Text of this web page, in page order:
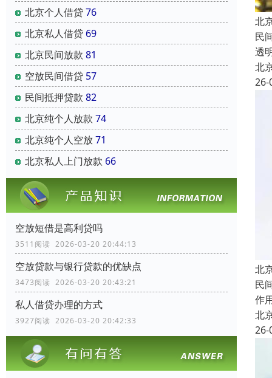
北京个人借贷76
北京私人借贷 69
北京民间放款 81
空放民间借贷 57
民间抵押贷款 82
北京纯个人放款 74
北京纯个人空放71
北京私人上门放款 66
空放短借是高利贷吗
3511阅读 2026-03-20 20:44:13
空放贷款与银行贷款的优缺点
3473阅读 2026-03-20 20:43:21
私人借贷办理的方式
3927阅读 2026-03-20 20:42:33
北
民
透
北
26-
北
民
作
北
26-